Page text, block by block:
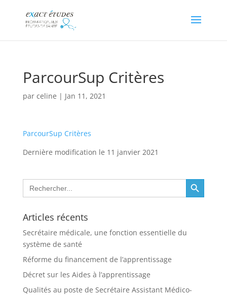
ParcourSup Critères
par celine | Jan 11, 2021
ParcourSup Critères
Dernière modification le 11 janvier 2021
Search
for:
Search Button
Articles récents
Secrétaire médicale, une fonction essentielle du
système de santé
Réforme du financement de l’apprentissage
Décret sur les Aides à l’apprentissage
Qualités au poste de Secrétaire Assistant Médico-